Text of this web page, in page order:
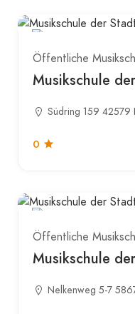
Öffentliche
Musikschule
Südring 159 42579
0
Öffentliche
Musikschule
Nelkenweg 5-7